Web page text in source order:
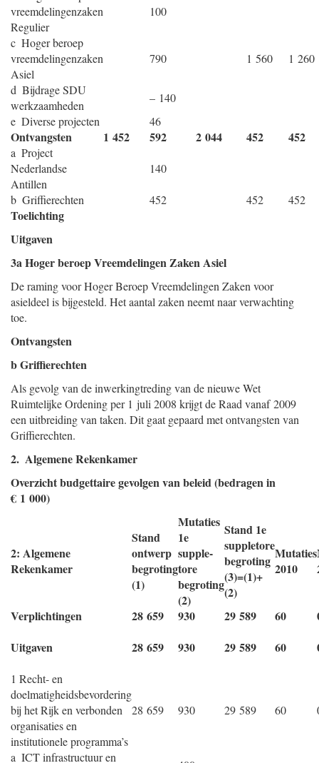
vreemdelingenzaken
Regulier
100
c Hoger beroep
vreemdelingenzaken
Asiel
790 1 560 1 260
d Bijdrage SDU
werkzaamheden
– 140
e Diverse projecten
46
Ontvangsten 1 452 592 2 044 452 452
a Project
Nederlandse
Antillen
140
b Griffierechten 452 452 452
Toelichting
Uitgaven
3a Hoger beroep Vreemdelingen Zaken Asiel
De raming voor Hoger Beroep Vreemdelingen Zaken voor
asieldeel is bijgesteld. Het aantal zaken neemt naar verwachting
toe.
Ontvangsten
b Griffierechten
Als gevolg van de inwerkingtreding van de nieuwe Wet
Ruimtelijke Ordening per 1 juli 2008 krijgt de Raad vanaf 2009
een uitbreiding van taken. Dit gaat gepaard met ontvangsten van
Griffierechten.
2. Algemene Rekenkamer
Overzicht budgettaire gevolgen van beleid (bedragen in
€ 1 000)
2: Algemene
Rekenkamer
Stand
ontwerp
begroting
(1)
Mutaties
1e
supple-
tore
begroting
(2)
Stand 1e
suppletore
begroting
(3)=(1)+
(2)
Mutaties
2010
Verplichtingen 28 659 930 29 589 60
Uitgaven
28 659 930 29 589 60
1 Recht- en
doelmatigheidsbevordering
bij het Rijk en verbonden
organisaties en
institutionele programma’s
28 659 930 29 589 60
a ICT infrastructuur en